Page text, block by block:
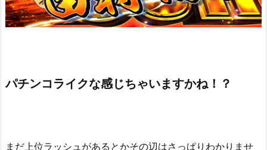
パチンコライクな感じちゃいますかね！？
まだ上位ラッシュがあるとかその辺はさっぱりわかりませ